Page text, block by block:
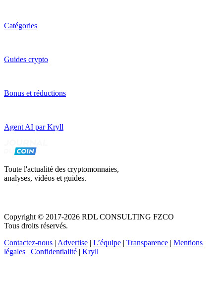
Catégories
Guides crypto
Bonus et réductions
Agent AI par Kryll
Toute l'actualité des cryptomonnaies,
analyses, vidéos et guides.
Copyright © 2017-2026 RDL CONSULTING FZCO
Tous droits réservés.
Contactez-nous | Advertise | L’équipe | Transparence | Mentions
légales | Confidentialité | Kryll